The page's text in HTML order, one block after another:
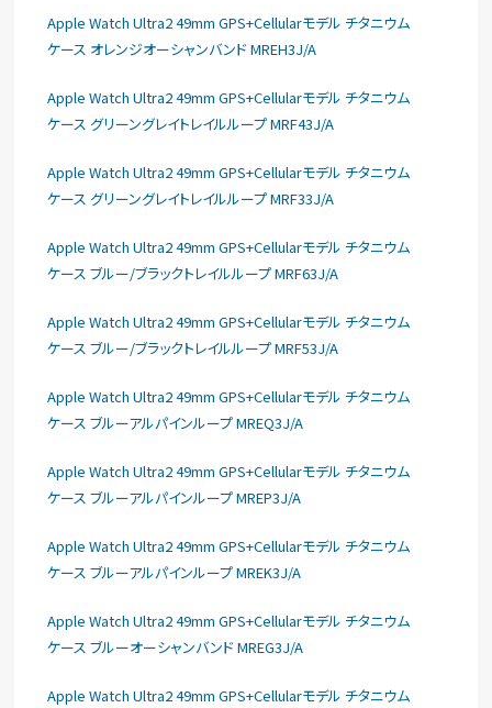
Apple Watch Ultra2 49mm GPS+Cellularモデル チタニウム
ケース オレンジオーシャンバンド MREH3J/A
Apple Watch Ultra2 49mm GPS+Cellularモデル チタニウム
ケース グリーングレイトレイルループ MRF43J/A
Apple Watch Ultra2 49mm GPS+Cellularモデル チタニウム
ケース グリーングレイトレイルループ MRF33J/A
Apple Watch Ultra2 49mm GPS+Cellularモデル チタニウム
ケース ブルー/ブラックトレイルループ MRF63J/A
Apple Watch Ultra2 49mm GPS+Cellularモデル チタニウム
ケース ブルー/ブラックトレイルループ MRF53J/A
Apple Watch Ultra2 49mm GPS+Cellularモデル チタニウム
ケース ブルーアルパインループ MREQ3J/A
Apple Watch Ultra2 49mm GPS+Cellularモデル チタニウム
ケース ブルーアルパインループ MREP3J/A
Apple Watch Ultra2 49mm GPS+Cellularモデル チタニウム
ケース ブルーアルパインループ MREK3J/A
Apple Watch Ultra2 49mm GPS+Cellularモデル チタニウム
ケース ブルーオーシャンバンド MREG3J/A
Apple Watch Ultra2 49mm GPS+Cellularモデル チタニウム